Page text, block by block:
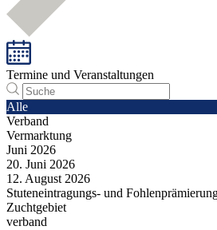
Termine und Veranstaltungen
Alle
Verband
Vermarktung
Juni 2026
20. Juni 2026
12. August 2026
Stuteneintragungs- und
Zuchtgebiet
verband